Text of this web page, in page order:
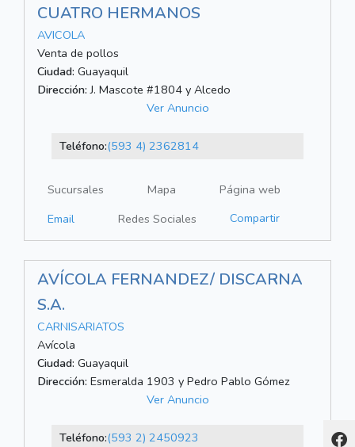
CUATRO HERMANOS
AVICOLA
Venta de pollos
Ciudad: Guayaquil
Dirección: J. Mascote #1804 y Alcedo
Ver Anuncio
Teléfono:(593 4) 2362814
Sucursales Mapa
Página web
Email
Redes Sociales Compartir
AVÍCOLA FERNANDEZ/ DISCARNA
S.A.
CARNISARIATOS
Avícola
Ciudad: Guayaquil
Dirección: Esmeralda 1903 y Pedro Pablo Gómez
Ver Anuncio
Teléfono:(593 2) 2450923